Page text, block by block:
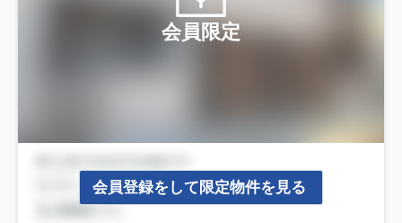
会員限定
会員登録をして限定物件を見る